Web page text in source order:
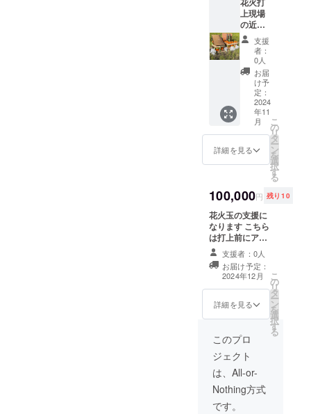
す 2
号、2.5
号、3
号、4号
こちら
の中か
ら選ん
で頂き
それに
金額分
の個数
へ記入
出来ま
す こち
ていた
だく
か、こ
ちらに
お越し
いただ
き書い
てもら
います
上現場
の近く
で見て
もらえ
る特別
体験に
なりま
す こち
らは花
火打上
現場
（本部
側）か
ら観覧
できる
験にな
ります
花火打
上筒か
ら打ち
瞬間や
音など
の迫力
のある
現場が
ちらは
本部ま
たは受
付時に
支援者
様のお
支援
者：
0人
お届
け予
定：
2024
年11
月
詳細を見る
こ
の
リ
タ
ー
ン
を
選
択
す
る
100,000円 残り10
花火玉の支援に
なります こちら
は打上前にアナ
ウンスなどで紹
介させて頂き、
感謝を伝えさせ
て頂きその後に
打上をさせても
らいます こちら
花火玉の大きさ
は決めさせてい
ただきます 2
号、2.5号、3
号、4号までです
支援者：0人
お届け予定：
2024年12月
詳細を見る
こ
の
リ
タ
ー
ン
を
選
択
す
る
このプロ
ジェクト
は、All-or-
Nothing方式
です。